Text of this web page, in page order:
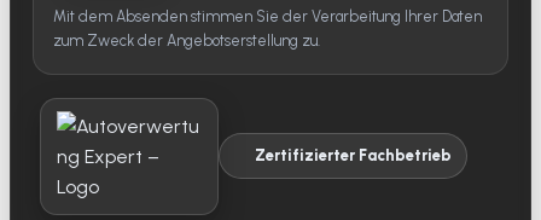
Mit dem Absenden stimmen Sie der Verarbeitung Ihrer Daten
zum Zweck der Angebotserstellung zu.
Zertifizierter Fachbetrieb